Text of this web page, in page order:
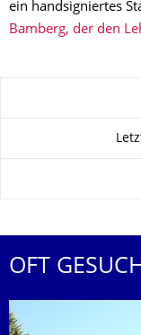
ein handsigniertes
Bamberg, der den
OFT